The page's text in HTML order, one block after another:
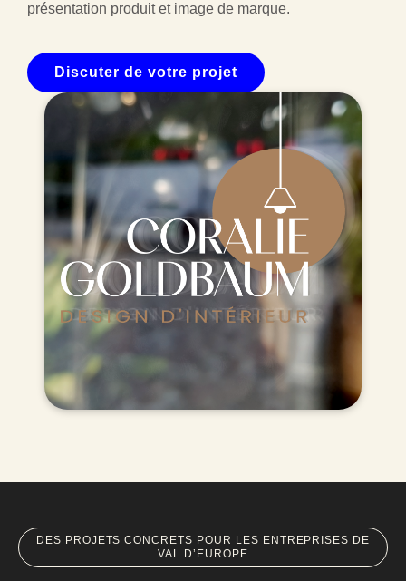
présentation produit et image de marque.
Discuter de votre projet
DES PROJETS CONCRETS POUR LES ENTREPRISES DE
VAL D’EUROPE